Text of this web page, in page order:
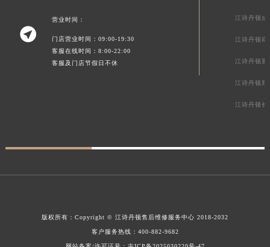

营业时间：
门店营业时间：09:00-19:30
客服在线时间：8:00-22:00
客服及门店节假日不休
江诗丹顿成
江诗丹顿南
江诗丹顿重
江诗丹顿郑
江诗丹顿长
版权所有： Copyright © 江诗丹顿售后维修服务中心 2018-2032
客户服务热线： 400-882-9682